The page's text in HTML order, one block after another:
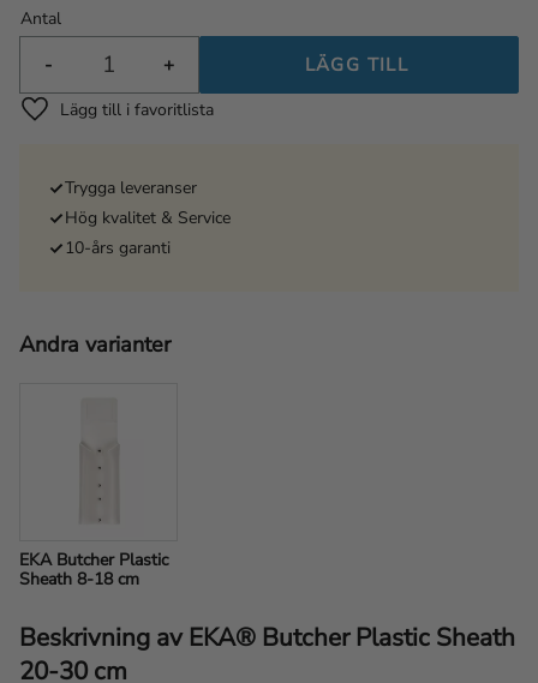
Antal
+
-
Lägg till i favoriter
Trygga leveranser
Hög kvalitet & Service
10-års garanti
Andra varianter
EKA Butcher Plastic
Sheath 8-18 cm
Beskrivning av EKA® Butcher Plastic Sheath
20-30 cm